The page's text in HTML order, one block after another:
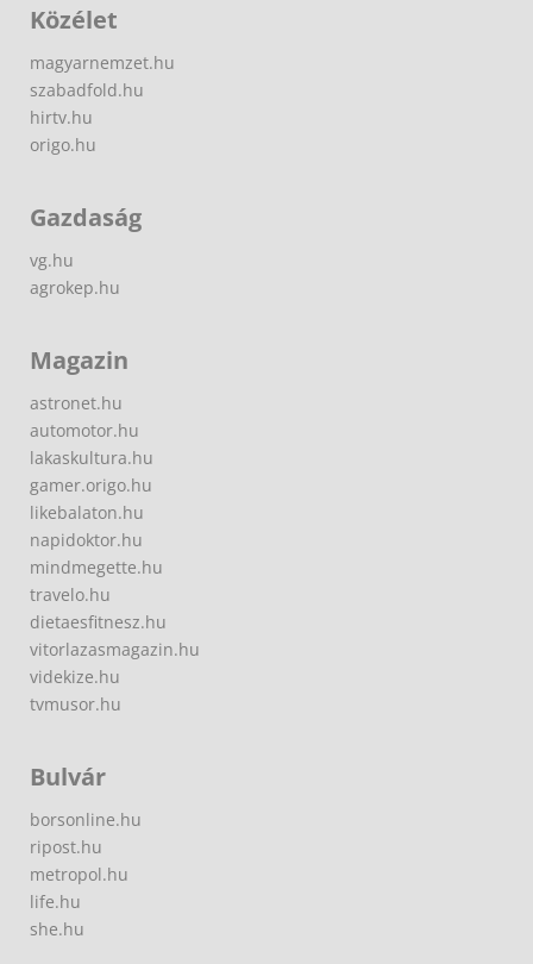
Közélet
magyarnemzet.hu
szabadfold.hu
hirtv.hu
origo.hu
Gazdaság
vg.hu
agrokep.hu
Magazin
astronet.hu
automotor.hu
lakaskultura.hu
gamer.origo.hu
likebalaton.hu
napidoktor.hu
mindmegette.hu
travelo.hu
dietaesfitnesz.hu
vitorlazasmagazin.hu
videkize.hu
tvmusor.hu
Bulvár
borsonline.hu
ripost.hu
metropol.hu
life.hu
she.hu